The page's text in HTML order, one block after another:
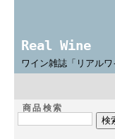
Real Wine
ワイン雑誌「リアル
商品検索